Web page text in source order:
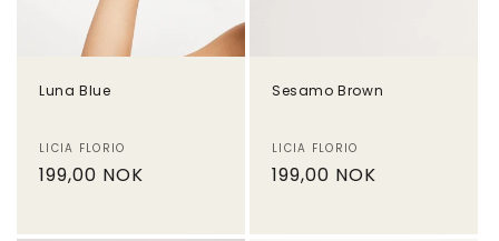
Luna Blue
Selger:
LICIA FLORIO
Vanlig
199,00 NOK
Sesamo Brown
Selger:
LICIA FLORIO
Vanlig
199,00 NOK